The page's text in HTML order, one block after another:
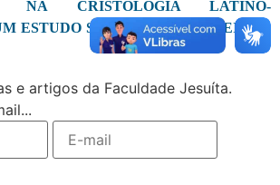
NA CRISTOLOGIA LATINO-
ESTUDO SOBRE A RESSURREIÇÃO
e artigos da Faculdade Jesuíta.